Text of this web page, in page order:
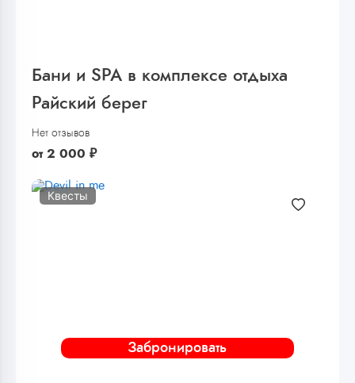
Бани и SPA в комплексе отдыха
Райский берег
Нет отзывов
от 2 000 ₽
Забронировать
Квесты